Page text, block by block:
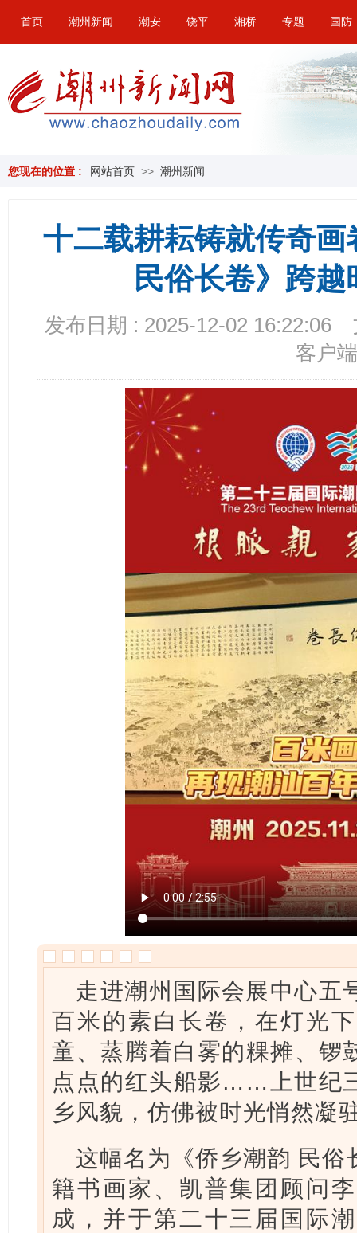
首页 潮州新闻 潮安 饶平 湘桥 专题 国防
您现在的位置 : 网站首页 >> 潮州新闻
十二载耕耘铸就传奇
民俗长卷》跨
发布日期 : 2025-12-02 16:22:06
客户端
走进潮州国际会展中心五
百米的素白长卷，在灯光
童、蒸腾着白雾的粿摊、锣
点点的红头船影……上世纪
乡风貌，仿佛被时光悄然凝
这幅名为《侨乡潮韵 民
籍书画家、凯普集团顾问
成，并于第二十三届国际